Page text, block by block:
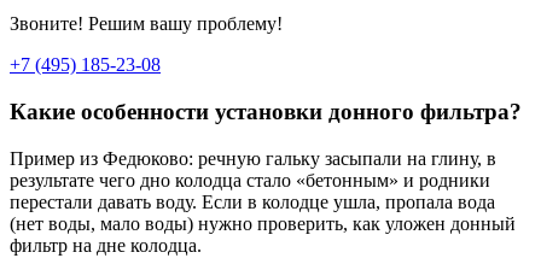
Звоните! Решим вашу проблему!
+7 (495) 185-23-08
Какие особенности установки донного фильтра?
Пример из Федюково: речную гальку засыпали на глину, в
результате чего дно колодца стало «бетонным» и родники
перестали давать воду. Если в колодце ушла, пропала вода
(нет воды, мало воды) нужно проверить, как уложен донный
фильтр на дне колодца.